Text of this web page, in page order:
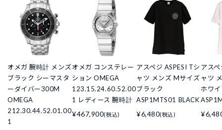
オメガ 腕時計 メンズ
ブラック シーマスタ
ーダイバー300M
OMEGA
212.30.44.52.01.00
1
オメガ コンステレー
ション OMEGA
123.15.24.60.52.00
1 レディース 腕時計
¥467,900(税込)
アスペジ ASPESI Tシ
ャツ メンズ Mサイズ
ブラック
ASP1MTS01 BLACK
¥6,480(税込)
アス
ャツ
ホワ